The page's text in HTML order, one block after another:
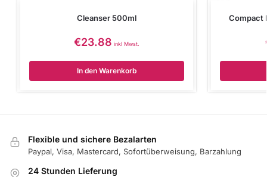
Cleanser 500ml
€23.88 inkl Mwst.
In den Warenkorb
Compact
Flexible und sichere Bezalarten
Paypal, Visa, Mastercard, Sofortüberweisung, Barzahlung
24 Stunden Lieferung